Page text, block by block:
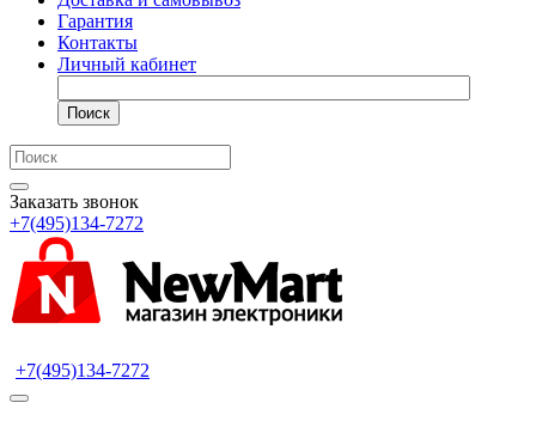
Гарантия
Контакты
Личный кабинет
Поиск
Заказать звонок
+7(495)134-7272
+7(495)134-7272